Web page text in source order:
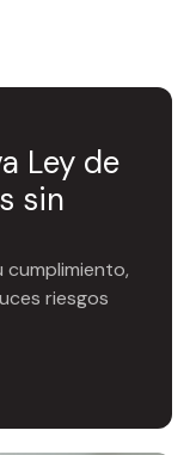
Ley de
sin
cumplimiento,
riesgos